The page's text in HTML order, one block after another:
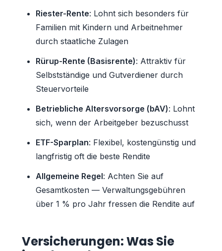
Riester-Rente: Lohnt sich besonders für
Familien mit Kindern und Arbeitnehmer
durch staatliche Zulagen
Rürup-Rente (Basisrente): Attraktiv für
Selbstständige und Gutverdiener durch
Steuervorteile
Betriebliche Altersvorsorge (bAV): Lohnt
sich, wenn der Arbeitgeber bezuschusst
ETF-Sparplan: Flexibel, kostengünstig und
langfristig oft die beste Rendite
Allgemeine Regel: Achten Sie auf
Gesamtkosten — Verwaltungsgebühren
über 1 % pro Jahr fressen die Rendite auf
Versicherungen: Was Sie